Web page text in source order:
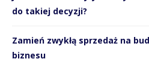
do takiej decyzji?
Zamień zwykłą sprzedaż na
biznesu